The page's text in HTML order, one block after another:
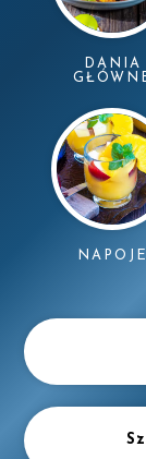
DANIA
NAPOJE